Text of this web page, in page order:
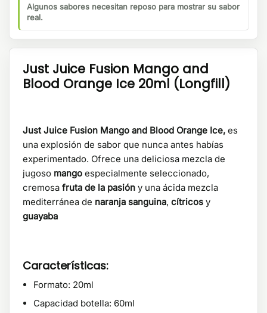
Algunos sabores necesitan reposo para mostrar su sabor
real.
Just Juice Fusion Mango and
Blood Orange Ice 20ml (Longfill)
Just Juice Fusion Mango and Blood Orange Ice, es
una explosión de sabor que nunca antes habías
experimentado. Ofrece una deliciosa mezcla de
jugoso mango especialmente seleccionado,
cremosa fruta de la pasión y una ácida mezcla
mediterránea de naranja sanguina, cítricos y
guayaba
Características:
Formato: 20ml
Capacidad botella: 60ml